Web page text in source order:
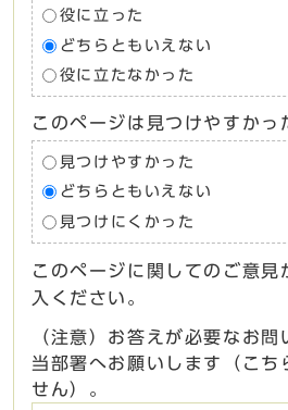
役に立った
どちらともいえない
役に立たなかった
このページは見つけやすかっ
見つけやすかった
どちらともいえない
見つけにくかった
このページに関してのご意見
入ください。
（注意）お答えが必要なお
当部署へお願いします（こち
せん）。